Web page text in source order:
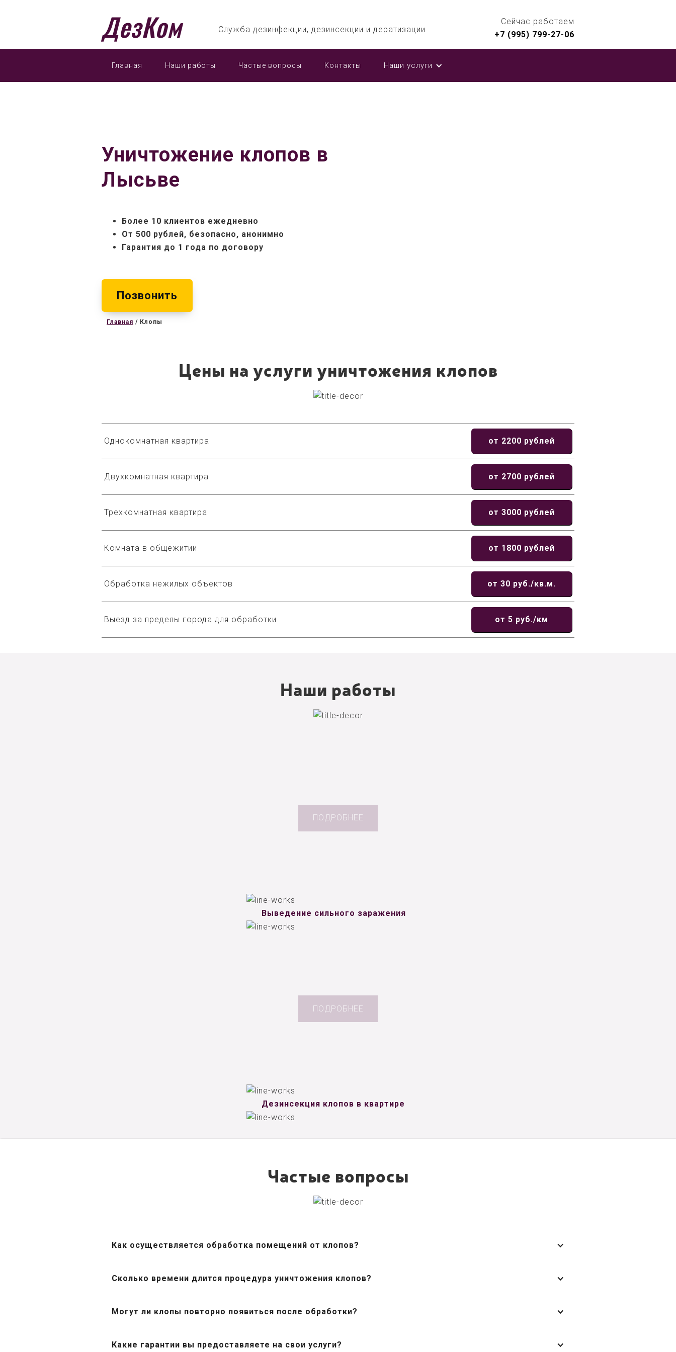
ДезКом Служба дезинфекции, дезинсекции и дератизации
Сейчас работаем
+7 (995) 799-27-06
Главная Наши работы Частые вопросы Контакты Наши услуги
Уничтожение клопов в
Лысьве
Более 10 клиентов ежедневно
От 500 рублей, безопасно, анонимно
Гарантия до 1 года по договору
Позвонить
Главная / Клопы
Цены на услуги уничтожения клопов
Однокомнатная квартира от 2200 рублей
Двухкомнатная квартира от 2700 рублей
Трехкомнатная квартира от 3000 рублей
Комната в общежитии от 1800 рублей
Обработка нежилых объектов от 30 руб./кв.м.
Выезд за пределы города для обработки от 5 руб./км
Наши работы
ПОДРОБНЕЕ
Выведение сильного заражения
ПОДРОБНЕЕ
Дезинсекция клопов в квартире
Частые вопросы
Как осуществляется обработка помещений от клопов?
Сколько времени длится процедура уничтожения клопов?
Могут ли клопы повторно появиться после обработки?
Какие гарантии вы предоставляете на свои услуги?